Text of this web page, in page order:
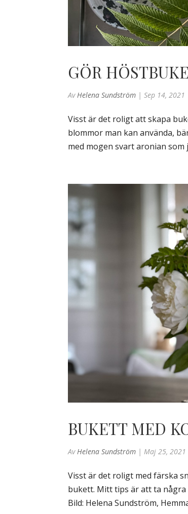
GÖR
AvHelena Sundström |Sep 14, 2021
Visst är det roligt att skapa
blommor man kan använda,
med mogen svart aronian som
BUKETT MED
Av Helena Sundström | Maj 25, 2021
Visst är det roligt med färska
bukett. Mitt tips är att ta
Bild: Helena Sundström,